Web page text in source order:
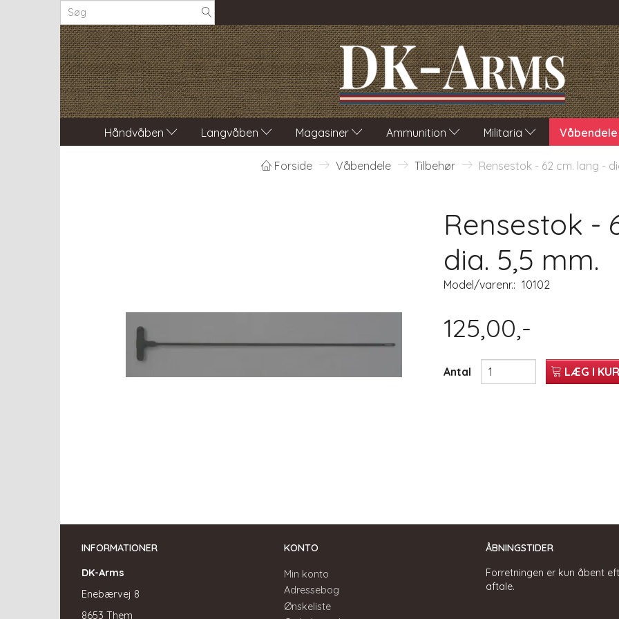
Håndvåben Langvåben Magasiner Ammunition Militaria Våbendele
Forside Våbendele Tilbehør Rensestok - 62 cm. lang -
Rensestok -
dia. 5,5 mm.
Model/varenr.: 10102
125,00,-
Antal LÆG I
INFORMATIONER
DK-Arms
Enebærvej 8
8653 Them
KONTO
Min konto
Adressebog
Ønskeliste
ÅBNINGSTIDER
Forretningen er kun åbent
aftale.